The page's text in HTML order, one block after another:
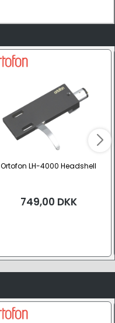
Ortofon LH-4000 Headshell
749,00 DKK